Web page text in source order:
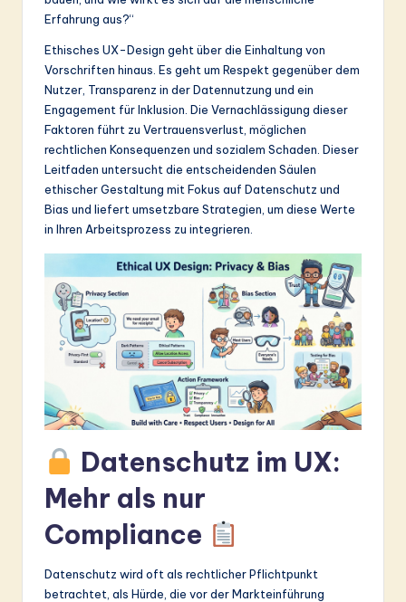
in
A
&
S
o
ft
w
o
Erfahrung aus?“
Ethisches UX-Design geht über die Einhaltung von
Vorschriften hinaus. Es geht um Respekt gegenüber dem
Nutzer, Transparenz in der Datennutzung und ein
Engagement für Inklusion. Die Vernachlässigung dieser
Faktoren führt zu Vertrauensverlust, möglichen
rechtlichen Konsequenzen und sozialem Schaden. Dieser
Leitfaden untersucht die entscheidenden Säulen
ethischer Gestaltung mit Fokus auf Datenschutz und
Bias und liefert umsetzbare Strategien, um diese Werte
in Ihren Arbeitsprozess zu integrieren.
Datenschutz im UX:
Mehr als nur
Compliance
Datenschutz wird oft als rechtlicher Pflichtpunkt
betrachtet, als Hürde, die vor der Markteinführung